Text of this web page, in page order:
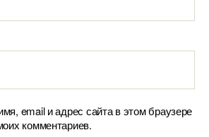
email и адрес сайта в этом браузере
комментариев.